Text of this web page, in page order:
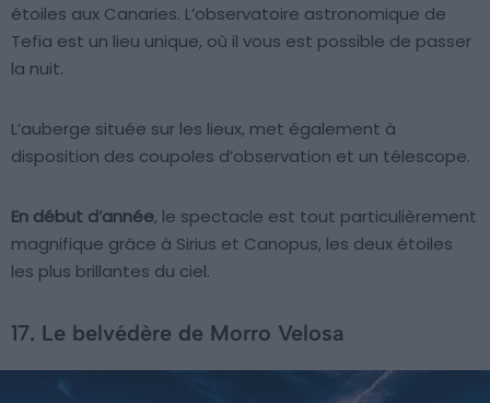
étoiles aux Canaries. L’observatoire astronomique de
Tefia est un lieu unique, où il vous est possible de passer
la nuit.
L’auberge située sur les lieux, met également à
disposition des coupoles d’observation et un télescope.
En début d’année, le spectacle est tout particulièrement
magnifique grâce à Sirius et Canopus, les deux étoiles
les plus brillantes du ciel.
17. Le belvédère de Morro Velosa